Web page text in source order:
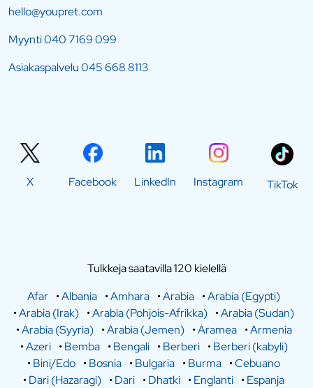
hello@youpret.com
Myynti040 7169 099
Asiakaspalvelu045 668 8113
X Facebook LinkedIn Instagram TikTok
Tulkkeja saatavilla 120 kielellä
Afar •Albania •Amhara •Arabia •Arabia (Egypti)
•Arabia (Irak) •Arabia (Pohjois-Afrikka) •Arabia (Sudan)
•Arabia (Syyria) •Arabia (Jemen) •Aramea •Armenia
•Azeri •Bemba •Bengali •Berberi •Berberi (kabyli)
•Bini/Edo •Bosnia •Bulgaria •Burma •Cebuano
•Dari (Hazaragi) •Dari •Dhatki •Englanti •Espanja